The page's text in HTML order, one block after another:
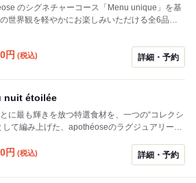
のシグネチャーコース「Menu unique」を基
世界観を軽やかにお楽しみいただける全6品の
円 (税込) 詳細・予約
nuit étoilée
に最も輝きを放つ特選食材を、一つの“コレクシ
して編み上げた、apothéoseのラグジュアリーコ
する特選食材は季節に応じて変わります。
円 (税込) 詳細・予約